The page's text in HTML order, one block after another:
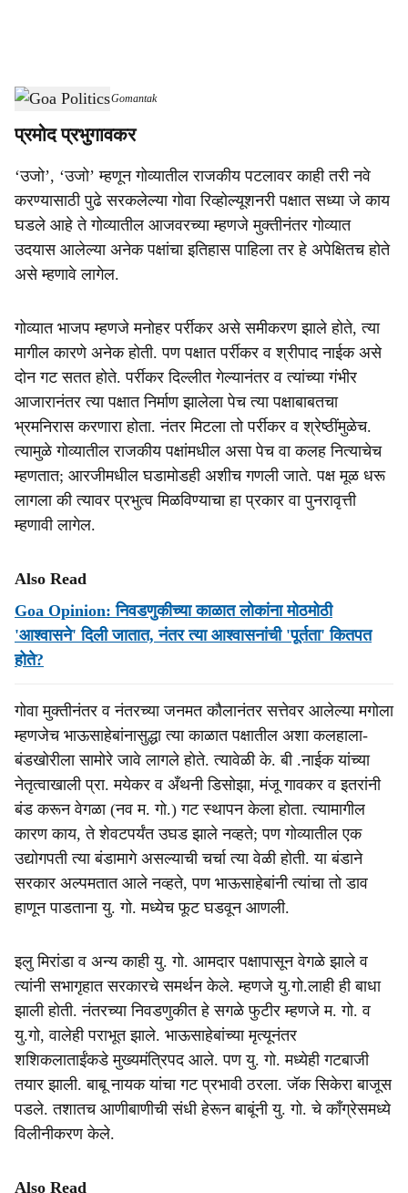
a
r
e
Goa Politics- Dainik Gomantak
प्रमोद प्रभुगावकर
‘उजो’, ‘उजो’ म्हणून गोव्यातील राजकीय पटलावर काही तरी नवे
करण्यासाठी पुढे सरकलेल्या गोवा रिव्होल्यूशनरी पक्षात सध्या जे काय
घडले आहे ते गोव्यातील आजवरच्या म्हणजे मुक्तीनंतर गोव्यात
उदयास आलेल्या अनेक पक्षांचा इतिहास पाहिला तर हे अपेक्षितच होते
असे म्हणावे लागेल.
गोव्यात भाजप म्हणजे मनोहर पर्रीकर असे समीकरण झाले होते, त्या
मागील कारणे अनेक होती. पण पक्षात पर्रीकर व श्रीपाद नाईक असे
दोन गट सतत होते. पर्रीकर दिल्लीत गेल्यानंतर व त्यांच्या गंभीर
आजारानंतर त्या पक्षात निर्माण झालेला पेच त्या पक्षाबाबतचा
भ्रमनिरास करणारा होता. नंतर मिटला तो पर्रीकर व श्रेष्ठींमुळेच.
त्यामुळे गोव्यातील राजकीय पक्षांमधील असा पेच वा कलह नित्याचेच
म्हणतात; आरजीमधील घडामोडही अशीच गणली जाते. पक्ष मूळ धरू
लागला की त्यावर प्रभुत्व मिळविण्याचा हा प्रकार वा पुनरावृत्ती
म्हणावी लागेल.
Also Read
Goa Opinion: निवडणुकीच्या काळात लोकांना मोठमोठी
'आश्वासने' दिली जातात, नंतर त्या आश्वासनांची 'पूर्तता' कितपत
होते?
गोवा मुक्तीनंतर व नंतरच्या जनमत कौलानंतर सत्तेवर आलेल्या मगोला
म्हणजेच भाऊसाहेबांनासुद्धा त्या काळात पक्षातील अशा कलहाला-
बंडखोरीला सामोरे जावे लागले होते. त्यावेळी के. बी .नाईक यांच्या
नेतृत्वाखाली प्रा. मयेकर व अँथनी डिसोझा, मंजू गावकर व इतरांनी
बंड करून वेगळा (नव म. गो.) गट स्थापन केला होता. त्यामागील
कारण काय, ते शेवटपर्यंत उघड झाले नव्हते; पण गोव्यातील एक
उद्योगपती त्या बंडामागे असल्याची चर्चा त्या वेळी होती. या बंडाने
सरकार अल्पमतात आले नव्हते, पण भाऊसाहेबांनी त्यांचा तो डाव
हाणून पाडताना यु. गो. मध्येच फूट घडवून आणली.
इलु मिरांडा व अन्य काही यु. गो. आमदार पक्षापासून वेगळे झाले व
त्यांनी सभागृहात सरकारचे समर्थन केले. म्हणजे यु.गो.लाही ही बाधा
झाली होती. नंतरच्या निवडणुकीत हे सगळे फुटीर म्हणजे म. गो. व
यु.गो, वालेही पराभूत झाले. भाऊसाहेबांच्या मृत्यूनंतर
शशिकलाताईंकडे मुख्यमंत्रिपद आले. पण यु. गो. मध्येही गटबाजी
तयार झाली. बाबू नायक यांचा गट प्रभावी ठरला. जॅक सिकेरा बाजूस
पडले. तशातच आणीबाणीची संधी हेरून बाबूंनी यु. गो. चे कॉंग्रेसमध्ये
विलीनीकरण केले.
Also Read